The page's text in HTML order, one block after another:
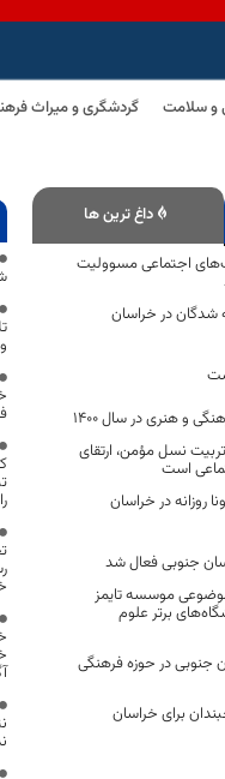
و سلامت گردشگری و میراث
داغ ترین ها
اجتماعی مسوولیت
در خراسان
نسل مؤمن، ارتقای
است
تست کرونا روزانه در خراسان
جنوبی فعال شد
موسسه تایمز
برتر علوم
جنوبی در حوزه فرهنگی
برای خراسان